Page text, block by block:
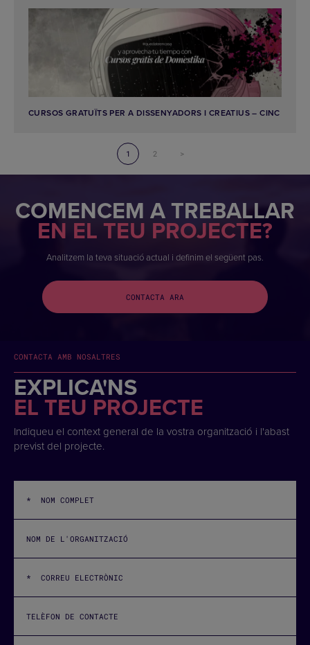
CURSOS GRATUÏTS PER A DISSENYADORS I CREATIUS – CINC
1 2 >
COMENCEM A TREBALLAR
EN EL TEU PROJECTE?
Analitzem la teva situació actual i definim el següent pas.
CONTACTA ARA
CONTACTA AMB NOSALTRES
EXPLICA'NS
EL TEU PROJECTE
Indiqueu el context general de la vostra organització i l'abast
previst del projecte.